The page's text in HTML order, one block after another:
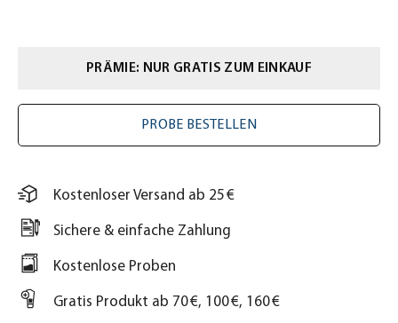
PRÄMIE: NUR GRATIS ZUM EINKAUF
PROBE BESTELLEN
Kostenloser Versand ab 25 €
Sichere & einfache Zahlung
Kostenlose Proben
Gratis Produkt ab 70 €, 100 €, 160 €